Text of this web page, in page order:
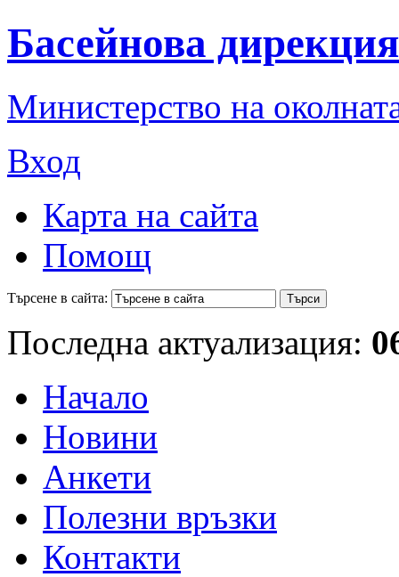
Басейнова
Министерство на
Вход
Карта на сайта
Помощ
Търсене в сайта:
Последна актуализация:
Начало
Новини
Анкети
Полезни връзки
Контакти